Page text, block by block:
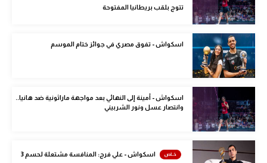
أمريكا
ركن الألعاب
Gamers
ميركاتو
تحقيق في الجول
تتوج بلقب بريطانيا المفتوحة
اسكواش - تفوق مصري في جوائز ختام الموسم
اسكواش - أمينة إلى النهائي بعد مواجهة ماراثونية ضد هانيا..
وانتصار عسل ونور الشربيني
اسكواش - علي فرج: المنافسة مشتعلة لحسم 3